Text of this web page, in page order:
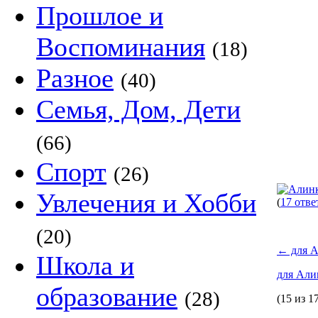
Прошлое и
Воспоминания (18)
Разное (40)
Семья, Дом, Дети
(66)
Спорт (26)
Увлечения и Хобби
(20)
Школа и
образование (28)
(17
← для
для
(15 из